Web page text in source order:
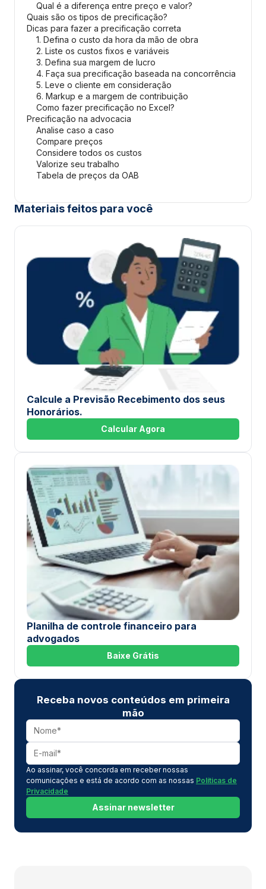
Qual é a diferença entre preço e valor?
Quais são os tipos de precificação?
Dicas para fazer a precificação correta
1. Defina o custo da hora da mão de obra
2. Liste os custos fixos e variáveis
3. Defina sua margem de lucro
4. Faça sua precificação baseada na concorrência
5. Leve o cliente em consideração
6. Markup e a margem de contribuição
Como fazer precificação no Excel?
Precificação na advocacia
Analise caso a caso
Compare preços
Considere todos os custos
Valorize seu trabalho
Tabela de preços da OAB
Materiais feitos para você
Calcule a Previsão Recebimento dos seus
Honorários.
Calcular Agora
Planilha de controle financeiro para
advogados
Baixe Grátis
Receba novos conteúdos em primeira
mão
Ao assinar, você concorda em receber nossas
comunicações e está de acordo com as nossas Políticas de
Privacidade
Assinar newsletter